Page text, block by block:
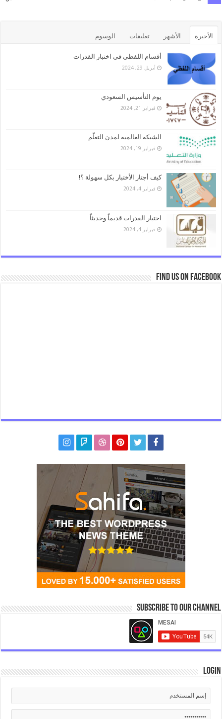
الأخيرة الأشهر تعليقات الوسوم
أقسام اللفظي في اختبار القدرات
أبريل 29, 2024
يوم التأسيس السعودي
فبراير 21, 2024
الشبكة العالمية لمدن التعلّم
فبراير 19, 2024
كيف أجتاز الأختبار بكل سهولة ؟!
فبراير 4, 2024
اختبار القدرات قديماً وحديثاً
فبراير 4, 2024
Find us on Facebook
Subscribe to our Channel
Login